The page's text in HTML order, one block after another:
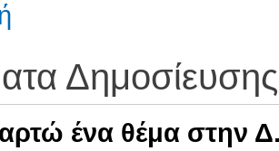
Δημοσίευσης
ένα θέμα στην